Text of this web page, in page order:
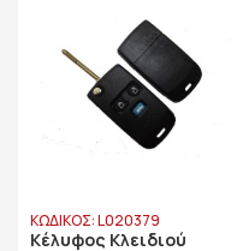
ΚΩΔΙΚΟΣ: L020379
Κέλυφος Κλειδιού